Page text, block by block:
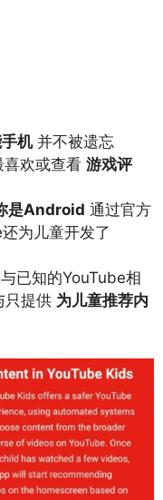
机并不被遗忘
喜欢或查看 游戏评
是Android 通过官方
为儿童开发了
已知的YouTube相
只提供 为儿童推荐内